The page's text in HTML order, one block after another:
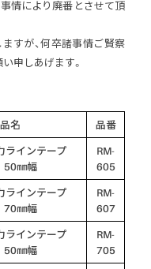
情により廃番とさせて頂
すが、何卒諸事情ご賢察
申しあげます。
品名 品番
ラインテープ
㎜幅
RM-
605
ラインテープ
㎜幅
RM-
607
ラインテープ
㎜幅
RM-
705